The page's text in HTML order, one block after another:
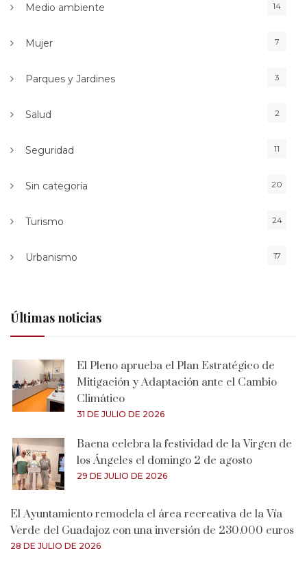
Medio ambiente 14
Mujer 7
Parques y Jardines 3
Salud 2
Seguridad 11
Sin categoría 20
Turismo 24
Urbanismo 17
Últimas noticias
El Pleno aprueba el Plan Estratégico de
Mitigación y Adaptación ante el Cambio
Climático
31 DE JULIO DE 2026
Baena celebra la festividad de la Virgen de
los Ángeles el domingo 2 de agosto
29 DE JULIO DE 2026
El Ayuntamiento remodela el área recreativa de la Vía
Verde del Guadajoz con una inversión de 230.000 euros
28 DE JULIO DE 2026